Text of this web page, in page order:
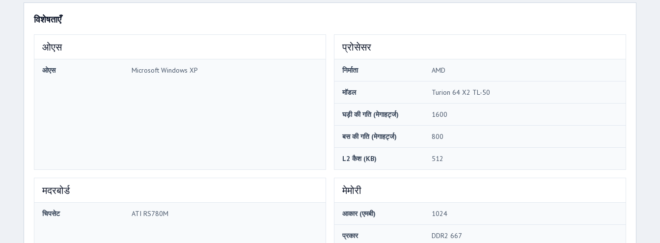
विशेषताएँ
ओएस
ओएस Microsoft Windows XP
प्रोसेसर
निर्माता AMD
मॉडल Turion 64 X2 TL-50
घड़ी की गति (मेगाहर्ट्ज) 1600
बस की गति (मेगाहर्ट्ज) 800
L2 कैश (KB) 512
मदरबोर्ड
चिपसेट ATI RS780M
मेमोरी
आकार (एमबी) 1024
प्रकार DDR2 667